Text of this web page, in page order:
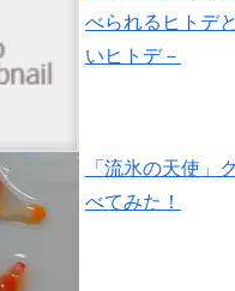
べられるヒトデ
いヒトデ－
「流氷の天使」
べてみた！